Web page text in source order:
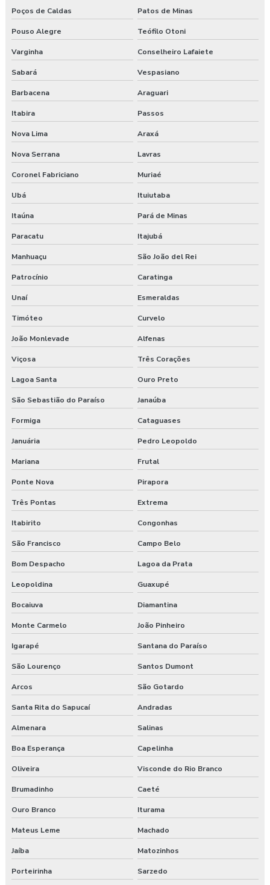
Exame demissional valor
Exames complementares aso
Gerenciamento de risco no trabalho
Gerenciamento de riscos segurança do trabalho
Gestão saúde e segurança do trabalho
Laudo ambiental e ergonômico do local de trabalho
Laudo de avaliação ergonômica
Laudo de ergonomia
Laudo ergonômico
Laudo ergonômico e análise ergonômica do trabalho
Laudo ergonômico cadeira
Laudo ergonômico construção civil
Laudo ergonômico do trabalho
Laudo ergonômico esocial
Laudo ergonômico de iluminação
Laudo ergonômico nr17
Laudo ergonômico pgr
Laudo ergonômico preço
Laudo esocial
Laudo pgr esocial
Laudo sst esocial
Laudo técnico ergonômico
Medicina do trabalho
Nr 31 treinamento máquinas agrícolas
Orçamento laudo ergonômico
Pgr rural
Pgr segurança do trabalho
Pgr segurança do trabalho esocial
Pgr segurança do trabalho nr
Pgr segurança do trabalho valor
Pgrtr nr 31
Poços de Caldas Patos de Minas
Pouso Alegre Teófilo Otoni
Varginha Conselheiro Lafaiete
Sabará Vespasiano
Barbacena Araguari
Itabira Passos
Nova Lima Araxá
Nova Serrana Lavras
Coronel Fabriciano Muriaé
Ubá Ituiutaba
Itaúna Pará de Minas
Paracatu Itajubá
Manhuaçu São João del Rei
Patrocínio Caratinga
Unaí Esmeraldas
Timóteo Curvelo
João Monlevade Alfenas
Viçosa Três Corações
Lagoa Santa Ouro Preto
São Sebastião do Paraíso Janaúba
Formiga Cataguases
Januária Pedro Leopoldo
Mariana Frutal
Ponte Nova Pirapora
Três Pontas Extrema
Itabirito Congonhas
São Francisco Campo Belo
Bom Despacho Lagoa da Prata
Leopoldina Guaxupé
Bocaiuva Diamantina
Monte Carmelo João Pinheiro
Igarapé Santana do Paraíso
São Lourenço Santos Dumont
Arcos São Gotardo
Santa Rita do Sapucaí Andradas
Almenara Salinas
Boa Esperança Capelinha
Oliveira Visconde do Rio Branco
Brumadinho Caeté
Ouro Branco Iturama
Mateus Leme Machado
Jaíba Matozinhos
Porteirinha Sarzedo